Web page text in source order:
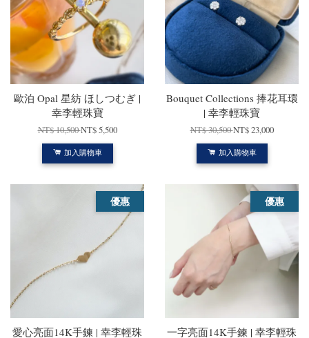
歐泊 Opal 星紡 ほしつむぎ |
幸李輕珠寶
NT$ 10,500NT$ 5,500
加入購物車
Bouquet Collections 捧花耳環
| 幸李輕珠寶
NT$ 30,500NT$ 23,000
加入購物車
優惠
愛心亮面14K手鍊 | 幸李輕珠
優惠
一字亮面14K手鍊 | 幸李輕珠